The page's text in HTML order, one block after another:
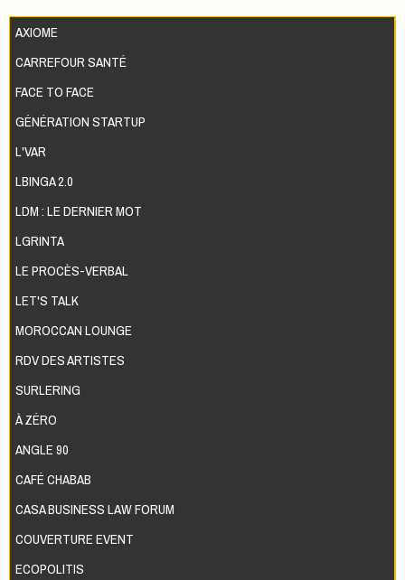
AXIOME
CARREFOUR SANTÉ
FACE TO FACE
GÉNÉRATION STARTUP
L'VAR
LBINGA 2.0
LDM : LE DERNIER MOT
LGRINTA
LE PROCÈS-VERBAL
LET'S TALK
MOROCCAN LOUNGE
RDV DES ARTISTES
SURLERING
À ZÉRO
ANGLE 90
CAFÉ CHABAB
CASA BUSINESS LAW FORUM
COUVERTURE EVENT
ECOPOLITIS